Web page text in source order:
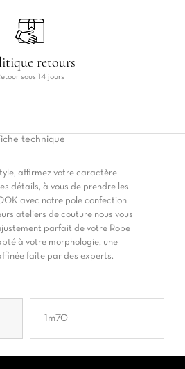
retours
sous 14 jours
technique
affirmez votre caractère
détails, à vous de prendre les
avec notre pole confection
ateliers de couture nous vous
parfait de votre Robe
à votre morphologie, une
faite par des experts.
1m70